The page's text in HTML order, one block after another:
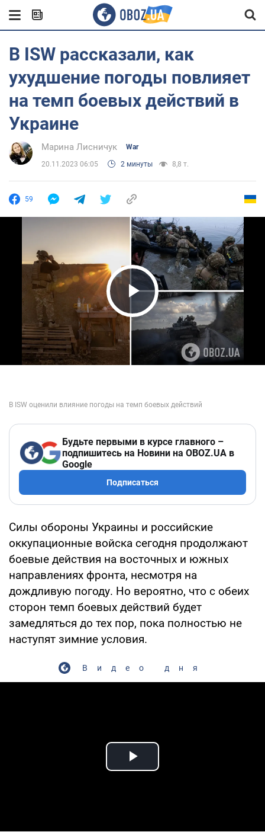
В ISW рассказали, как
ухудшение погоды повлияет
на темп боевых действий в
Украине
Марина Лисничук War
20.11.2023 06:05 2 минуты 8,8 т.
59
Play Video
Будьте первыми в курсе главного –
подпишитесь на Новини на OBOZ.UA в
Google
Подписаться
Силы обороны Украины и российские
оккупационные войска сегодня продолжают
боевые действия на восточных и южных
направлениях фронта, несмотря на
дождливую погоду. Но вероятно, что с обеих
сторон темп боевых действий будет
замедляться до тех пор, пока полностью не
наступят зимние условия.
Видео дня
Play Video